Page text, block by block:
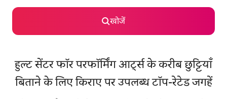
खोजें
हुल्ट सेंटर फॉर परफॉर्मिंग आर्ट्स के करीब छुट्टियाँ
बिताने के लिए किराए पर उपलब्ध टॉप-रेटेड जगहें